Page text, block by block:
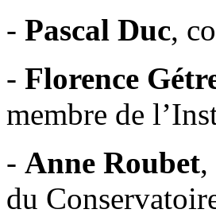
- Pascal Duc,
- Florence
membre de
- Anne Roubet,
du